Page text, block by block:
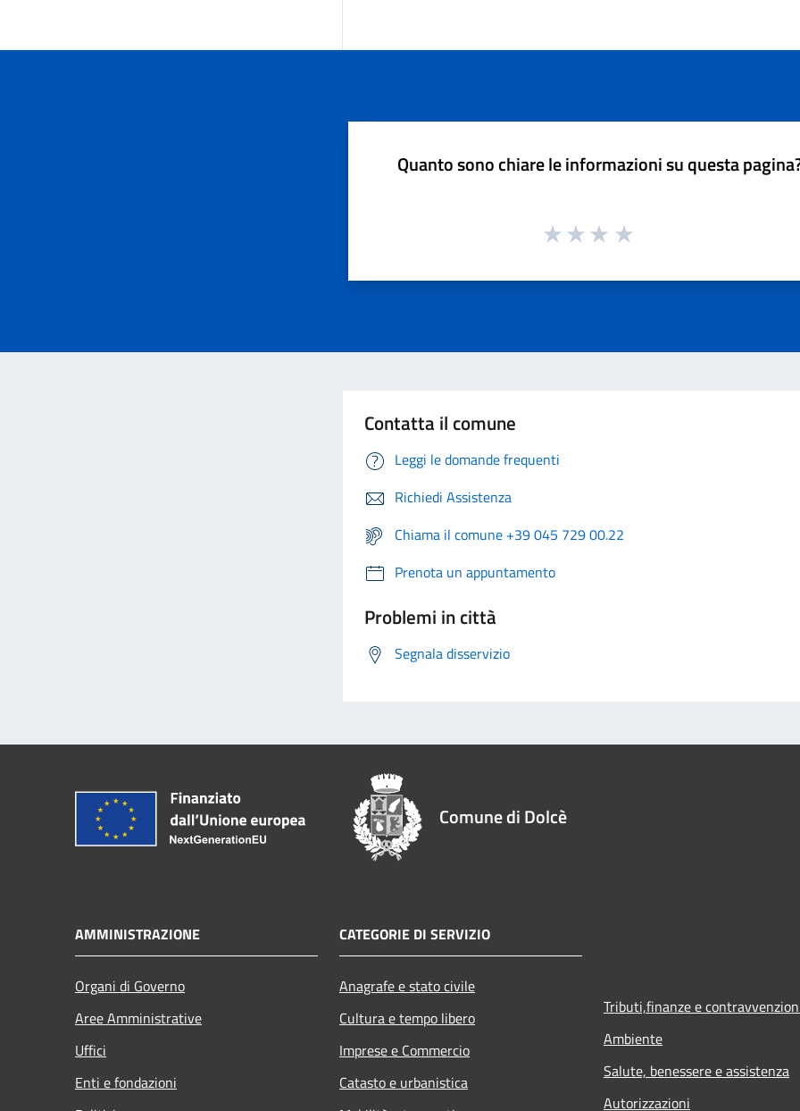
Quanto sono chiare le informazioni su questa
Contatta il comune
Leggi le domande frequenti
Richiedi Assistenza
Chiama il comune +39 045 729 00.22
Prenota un appuntamento
Problemi in città
Segnala disservizio
Comune di Dolcè
AMMINISTRAZIONE
Organi di Governo
Aree Amministrative
Uffici
Enti e fondazioni
CATEGORIE DI SERVIZIO
Anagrafe e stato civile
Cultura e tempo libero
Imprese e Commercio
Catasto e urbanistica
Tributi,finanze e
Ambiente
Salute, benessere e assistenza
Autorizzazioni